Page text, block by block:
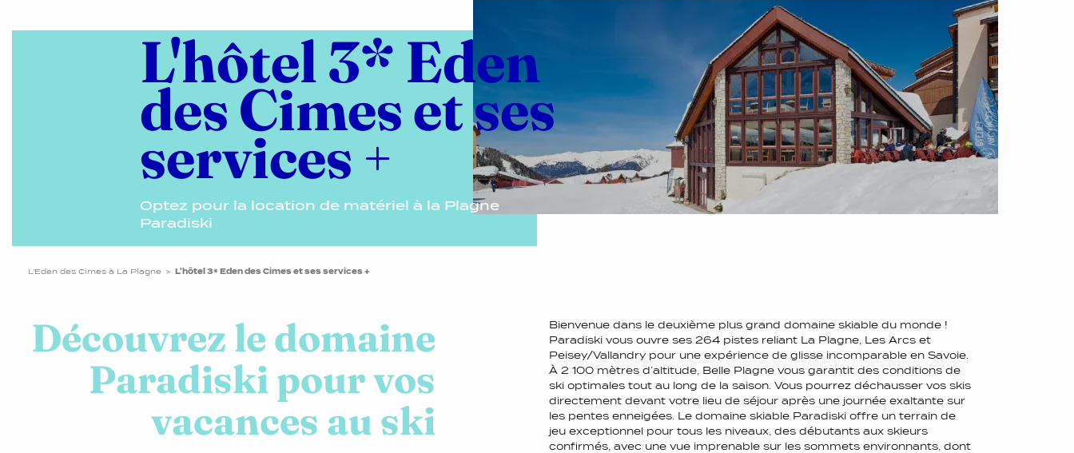
L'hôtel 3* Eden
des Cimes et ses
services +
Optez pour la location de matériel à la Plagne
Paradiski
L’Eden des Cimes à La Plagne L'hôtel 3* Eden des Cimes et ses services +
Découvrez le domaine
Paradiski pour vos
vacances au ski
Bienvenue dans le deuxième plus grand domaine skiable du monde !
Paradiski vous ouvre ses 264 pistes reliant La Plagne, Les Arcs et
Peisey/Vallandry pour une expérience de glisse incomparable en Savoie.
À 2 100 mètres d’altitude, Belle Plagne vous garantit des conditions de
ski optimales tout au long de la saison. Vous pourrez déchausser vos skis
directement devant votre lieu de séjour après une journée exaltante sur
les pentes enneigées. Le domaine skiable Paradiski offre un terrain de
jeu exceptionnel pour tous les niveaux, des débutants aux skieurs
confirmés, avec une vue imprenable sur les sommets environnants, dont